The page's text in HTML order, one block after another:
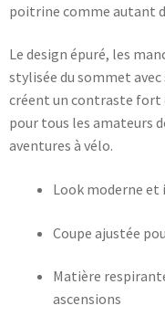
poitrine comme autant
Le design épuré, les
stylisée du sommet
créent un contraste fort
pour tous les amateurs
aventures à vélo.
Look moderne et
Coupe ajustée
Matière
ascensions